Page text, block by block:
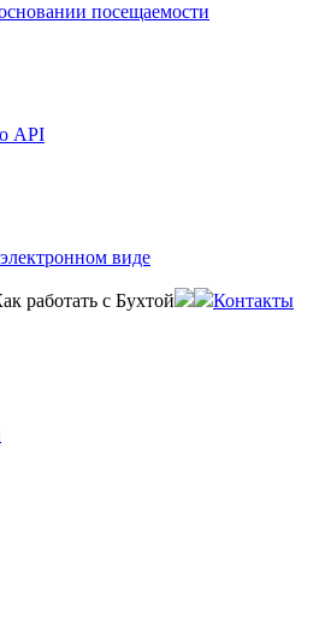
посещаемости
API
виде
работать с Бухтой Контакты